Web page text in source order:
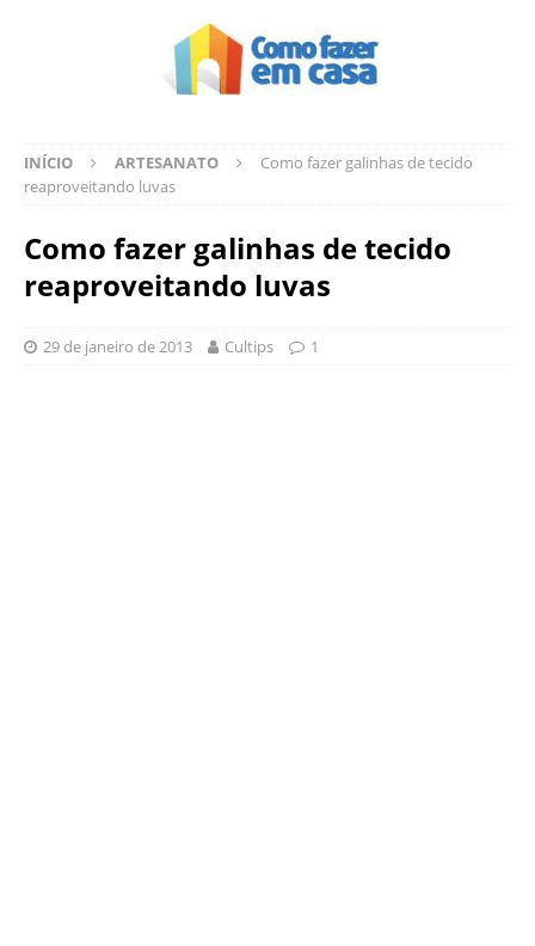
reaproveitando luvas
Como fazer galinhas de tecido
reaproveitando luvas